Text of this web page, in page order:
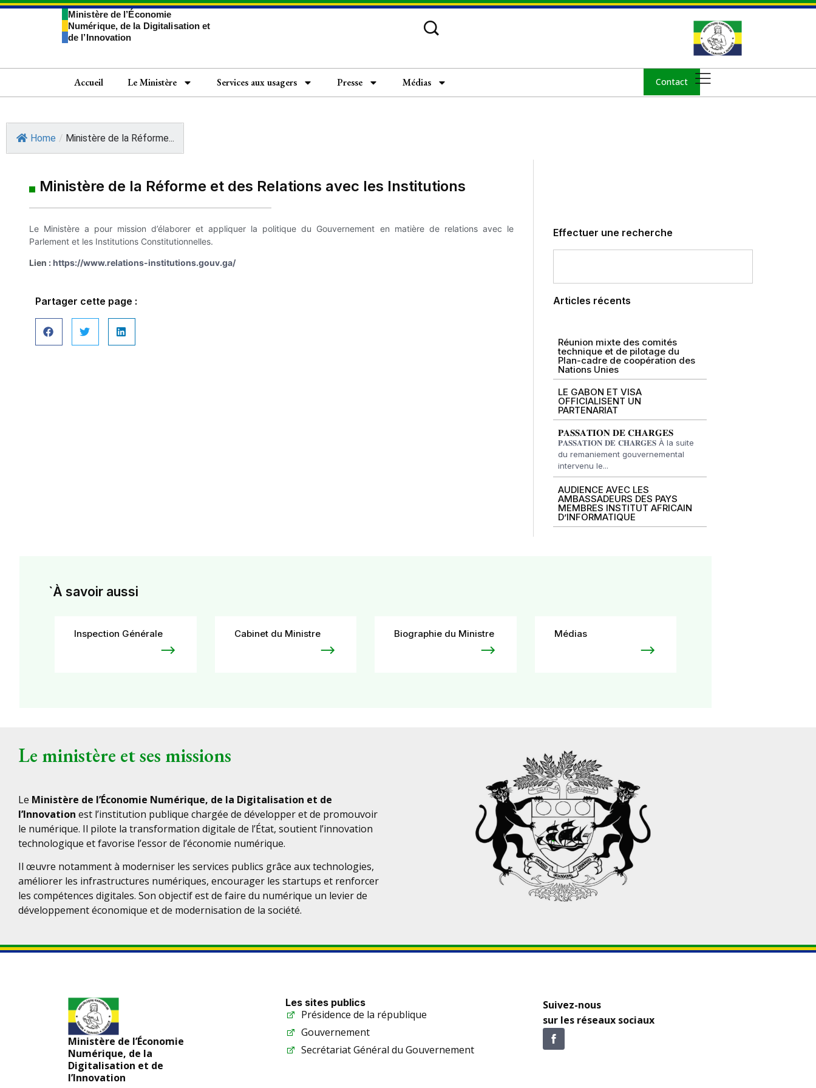
Ministère de l’Économie
Numérique, de la Digitalisation et
de l’Innovation
Accueil Le Ministère Services aux usagers Presse Médias Contact
Home / Ministère de la Réforme...
Ministère de la Réforme et des Relations avec les Institutions
Le Ministère a pour mission d’élaborer et appliquer la politique du Gouvernement en matière de relations avec le
Parlement et les Institutions Constitutionnelles.
Lien :https://www.relations-institutions.gouv.ga/
Partager cette page :
Effectuer une recherche
Articles récents
Réunion mixte des comités
technique et de pilotage du
Plan-cadre de coopération des
Nations Unies
LE GABON ET VISA
OFFICIALISENT UN
PARTENARIAT
𝐏𝐀𝐒𝐒𝐀𝐓𝐈𝐎𝐍 𝐃𝐄 𝐂𝐇𝐀𝐑𝐆𝐄𝐒
𝐏𝐀𝐒𝐒𝐀𝐓𝐈𝐎𝐍 𝐃𝐄 𝐂𝐇𝐀𝐑𝐆𝐄𝐒 À la suite
du remaniement gouvernemental
intervenu le...
AUDIENCE AVEC LES
AMBASSADEURS DES PAYS
MEMBRES INSTITUT AFRICAIN
D’INFORMATIQUE
`À savoir aussi
Inspection Générale Cabinet du Ministre Biographie du Ministre Médias
Le ministère et ses missions
Le Ministère de l’Économie Numérique, de la Digitalisation et de
l’Innovation est l’institution publique chargée de développer et de promouvoir
le numérique. Il pilote la transformation digitale de l’État, soutient l’innovation
technologique et favorise l’essor de l’économie numérique.
Il œuvre notamment à moderniser les services publics grâce aux technologies,
améliorer les infrastructures numériques, encourager les startups et renforcer
les compétences digitales. Son objectif est de faire du numérique un levier de
développement économique et de modernisation de la société.
Ministère de l’Économie
Numérique, de la
Digitalisation et de
l’Innovation
Les sites publics
Présidence de la république
Gouvernement
Secrétariat Général du Gouvernement
Suivez-nous
sur les réseaux sociaux